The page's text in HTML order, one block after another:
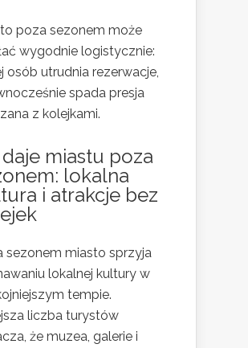
poza sezonem może
wygodnie logistycznie:
osób utrudnia rezerwacje,
spada presja
z kolejkami.
miastu poza
lokalna
i atrakcje bez
sezonem miasto sprzyja
lokalnej kultury w
tempie.
liczba turystów
że muzea, galerie i